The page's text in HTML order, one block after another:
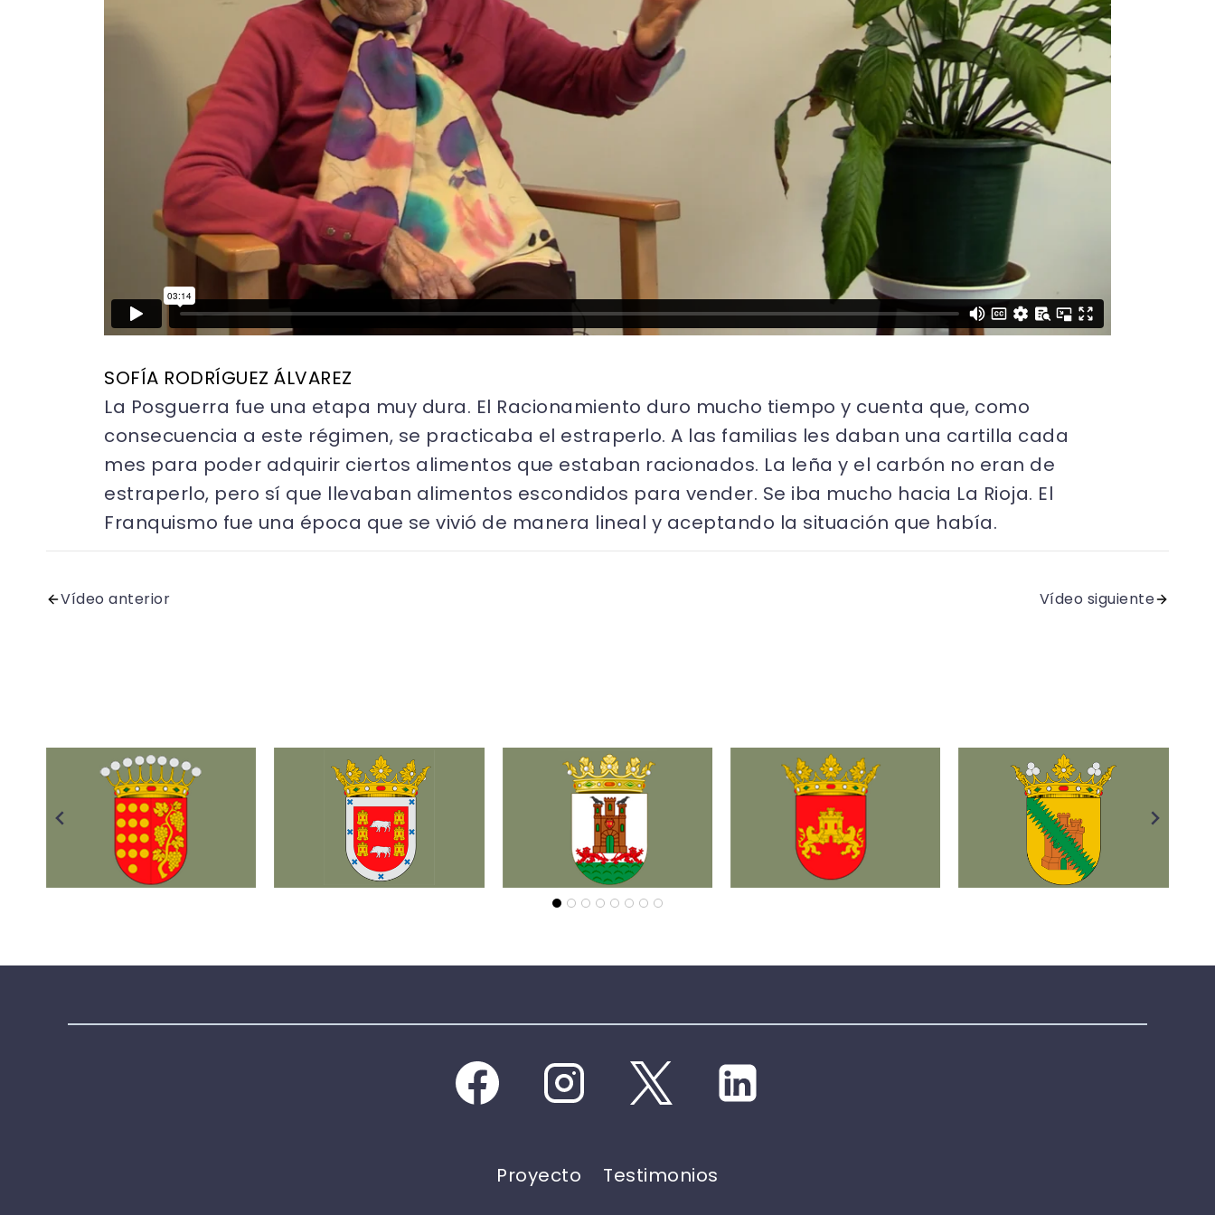
SOFÍA RODRÍGUEZ ÁLVAREZ
La Posguerra fue una etapa muy dura. El Racionamiento duro mucho tiempo y cuenta que, como
consecuencia a este régimen, se practicaba el estraperlo. A las familias les daban una cartilla cada
mes para poder adquirir ciertos alimentos que estaban racionados. La leña y el carbón no eran de
estraperlo, pero sí que llevaban alimentos escondidos para vender. Se iba mucho hacia La Rioja. El
Franquismo fue una época que se vivió de manera lineal y aceptando la situación que había.
Vídeo anterior Vídeo siguiente
Proyecto Testimonios